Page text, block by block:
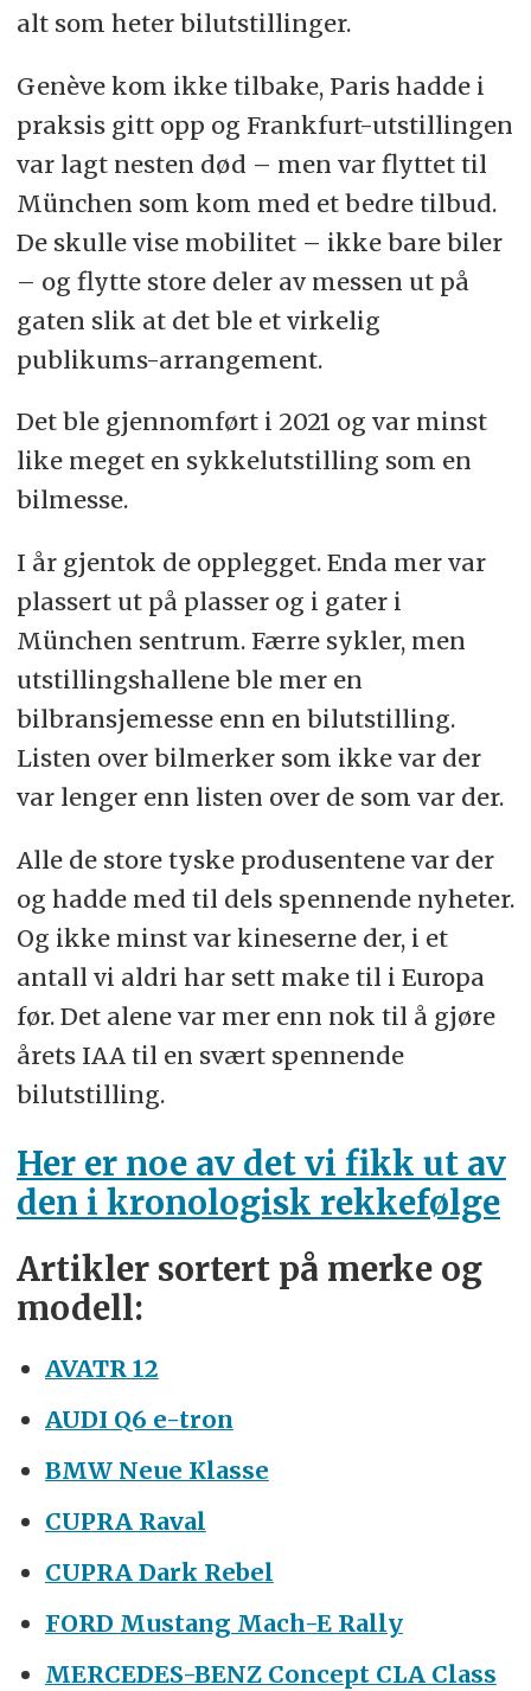
alt som heter bilutstillinger.
Genève kom ikke tilbake, Paris hadde i
praksis gitt opp og Frankfurt-utstillingen
var lagt nesten død – men var flyttet til
München som kom med et bedre tilbud.
De skulle vise mobilitet – ikke bare biler
– og flytte store deler av messen ut på
gaten slik at det ble et virkelig
publikums-arrangement.
Det ble gjennomført i 2021 og var minst
like meget en sykkelutstilling som en
bilmesse.
I år gjentok de opplegget. Enda mer var
plassert ut på plasser og i gater i
München sentrum. Færre sykler, men
utstillingshallene ble mer en
bilbransjemesse enn en bilutstilling.
Listen over bilmerker som ikke var der
var lenger enn listen over de som var der.
Alle de store tyske produsentene var der
og hadde med til dels spennende nyheter.
Og ikke minst var kineserne der, i et
antall vi aldri har sett make til i Europa
før. Det alene var mer enn nok til å gjøre
årets IAA til en svært spennende
bilutstilling.
Her er noe av det vi fikk ut av
den i kronologisk rekkefølge
Artikler sortert på merke og
modell:
AVATR 12
AUDI Q6 e-tron
BMW Neue Klasse
CUPRA Raval
CUPRA Dark Rebel
FORD Mustang Mach-E Rally
MERCEDES-BENZ Concept CLA Class